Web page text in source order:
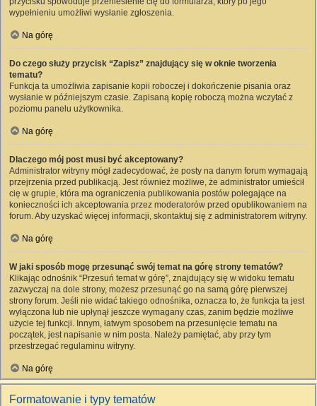
wypełnieniu umożliwi wysłanie zgłoszenia.
Na górę
Do czego służy przycisk “Zapisz” znajdujący się w oknie tworzenia
tematu?
Funkcja ta umożliwia zapisanie kopii roboczej i dokończenie pisania oraz
wysłanie w późniejszym czasie. Zapisaną kopię roboczą można wczytać z
poziomu panelu użytkownika.
Na górę
Dlaczego mój post musi być akceptowany?
Administrator witryny mógł zadecydować, że posty na danym forum wymagają
przejrzenia przed publikacją. Jest również możliwe, że administrator umieścił
cię w grupie, która ma ograniczenia publikowania postów polegające na
konieczności ich akceptowania przez moderatorów przed opublikowaniem na
forum. Aby uzyskać więcej informacji, skontaktuj się z administratorem witryny.
Na górę
W jaki sposób mogę przesunąć swój temat na górę strony tematów?
Klikając odnośnik “Przesuń temat w górę”, znajdujący się w widoku tematu
zazwyczaj na dole strony, możesz przesunąć go na samą górę pierwszej
strony forum. Jeśli nie widać takiego odnośnika, oznacza to, że funkcja ta jest
wyłączona lub nie upłynął jeszcze wymagany czas, zanim będzie możliwe
użycie tej funkcji. Innym, łatwym sposobem na przesunięcie tematu na
początek, jest napisanie w nim posta. Należy pamiętać, aby przy tym
przestrzegać regulaminu witryny.
Na górę
Formatowanie i typy tematów